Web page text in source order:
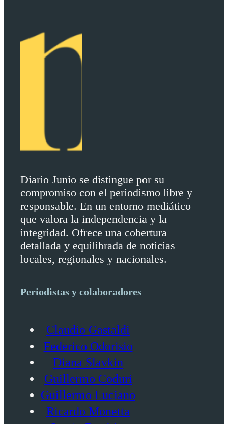
Diario Junio se distingue por su
compromiso con el periodismo libre y
responsable. En un entorno mediático
que valora la independencia y la
integridad. Ofrece una cobertura
detallada y equilibrada de noticias
locales, regionales y nacionales.
Periodistas y colaboradores
Claudio Gastaldi
Federico Odorisio
Diana Slavkin
Guillermo Coduri
Guillermo Luciano
Ricardo Monetta